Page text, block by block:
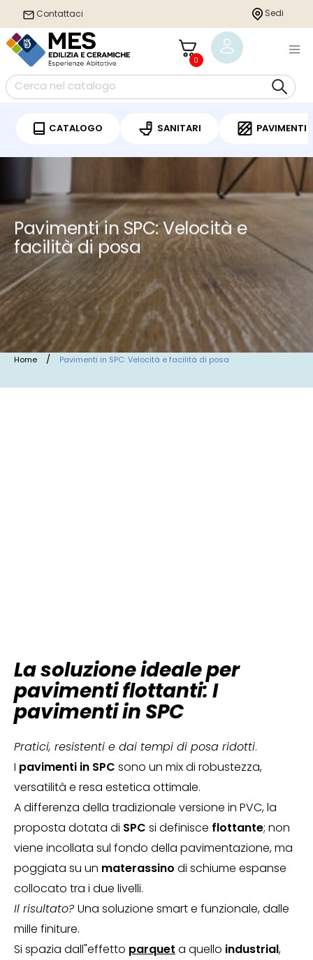
Contattaci Sedi
0
CATALOGO SANITARI PAVIMENTI
Contattaci Sedi
0
CATALOGO SANITARI PAVIMENTI
Pavimenti in SPC: Velocità e
facilità di posa
Home / Pavimenti in SPC: Velocità e facilità di posa
La soluzione ideale per
pavimenti flottanti: I
pavimenti in SPC
Pratici, resistenti e dai tempi di posa ridotti.
I pavimenti in SPC sono un mix di robustezza,
versatilità e resa estetica ottimale.
A differenza della tradizionale versione in PVC, la
proposta dotata di SPC si definisce flottante; non
viene incollata sul fondo della pavimentazione, ma
poggiata su un materassino di schiume espanse
collocato tra i due livelli.
Il risultato?Una soluzione smart e funzionale, dalle
mille finiture.
Si spazia dall"effetto parquet a quello industrial,